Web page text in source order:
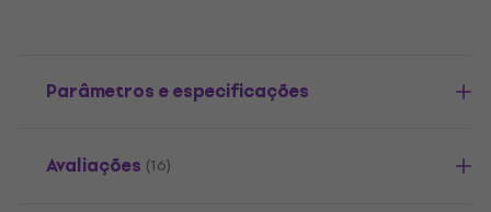
Parâmetros e especificações
Avaliações (16)